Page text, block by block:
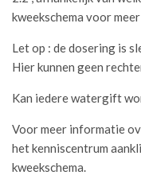
kweekschema voor
Let op : de dosering is
Hier kunnen geen
Kan iedere watergift
Voor meer informatie
het kenniscentrum
kweekschema.